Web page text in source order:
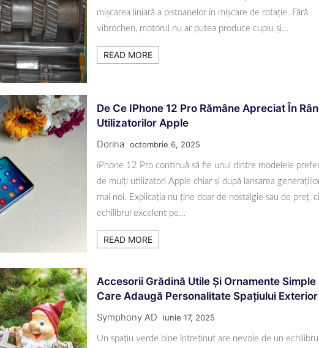
mișcarea liniară a pistoanelor în mișcare de rotație. Fără
vibrochen, motorul nu ar putea produce cuplu și…
READ MORE
De Ce IPhone 12 Pro Rămâne Apreciat În
Utilizatorilor Apple
Dorina octombrie 6, 2025
iPhone 12 Pro continuă să fie unul dintre modelele
de mulți utilizatori Apple chiar și după lansarea
mai noi. Explicația nu ține doar de nostalgie sau de preț,
echilibrul excelent pe…
READ MORE
Accesorii Grădină Utile Și Ornamente Simple
Care Adaugă Personalitate Spațiului Exterior
Symphony AD iunie 17, 2025
Un spațiu verde bine întreținut are nevoie de un echilibru